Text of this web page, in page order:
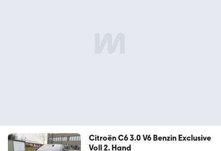
Citroën C6 3.0 V6 Benzin Exclusive
Voll 2. Hand